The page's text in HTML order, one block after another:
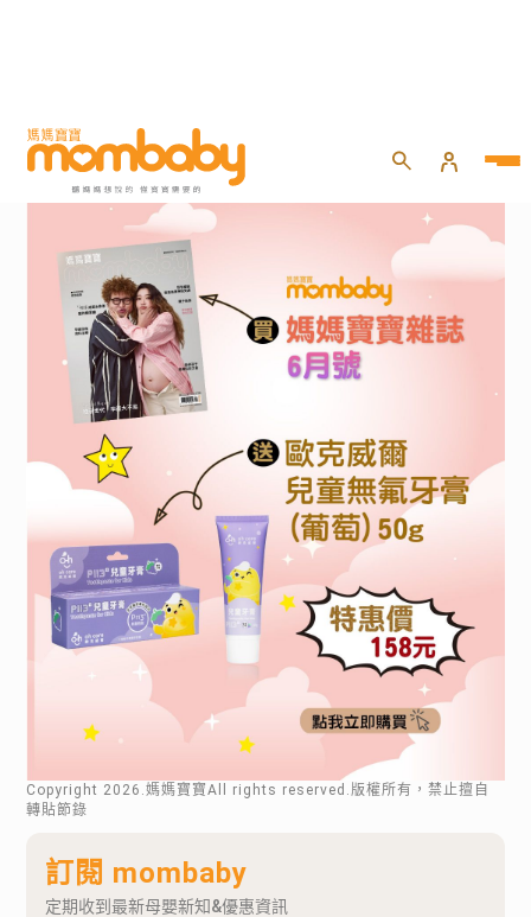
Copyright 2026 .媽媽寶寶All rights reserved.版權所有，禁止擅自
轉貼節錄
訂閱 mombaby
定期收到最新母嬰新知&優惠資訊